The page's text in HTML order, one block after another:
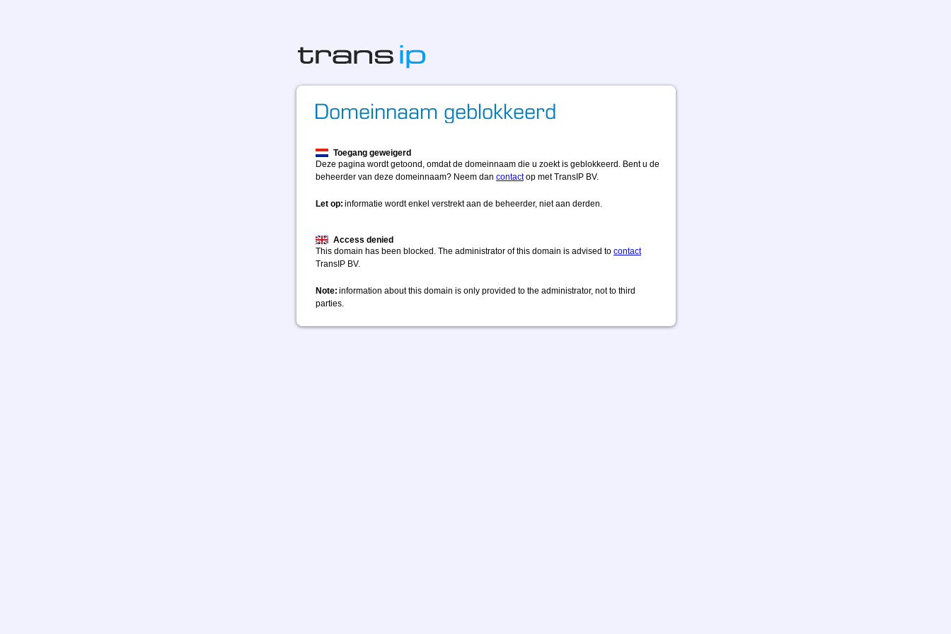
Toegang geweigerd
Deze pagina wordt getoond, omdat de domeinnaam die u zoekt is geblokkeerd. Bent u de
beheerder van deze domeinnaam? Neem dan contactop met TransIP BV.
Let op: informatie wordt enkel verstrekt aan de beheerder, niet aan derden.
Access denied
This domain has been blocked. The administrator of this domain is advised to contact
TransIP BV.
Note: information about this domain is only provided to the administrator, not to third
parties.